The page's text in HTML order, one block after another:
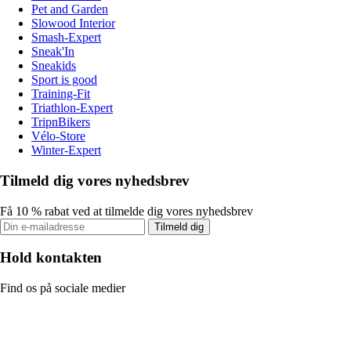
Pet and Garden
Slowood Interior
Smash-Expert
Sneak'In
Sneakids
Sport is good
Training-Fit
Triathlon-Expert
TripnBikers
Vélo-Store
Winter-Expert
Tilmeld dig vores nyhedsbrev
Få 10 % rabat ved at tilmelde dig vores nyhedsbrev
Tilmeld dig
Hold kontakten
Find os på sociale medier